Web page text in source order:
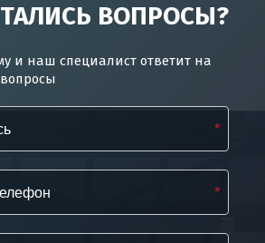
ВОПРОСЫ?
и наш специалист ответит на
*
*